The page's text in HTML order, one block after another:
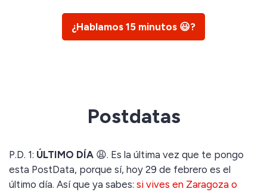
¿Hablamos 15 minutos 😃?
Postdatas
P.D. 1: ÚLTIMO DÍA 😩. Es la última vez que te pongo
esta PostData, porque sí, hoy 29 de febrero es el
último día. Así que ya sabes: si vives en Zaragoza o